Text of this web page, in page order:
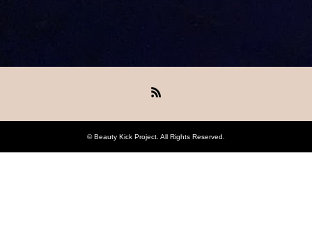
©Beauty Kick Project . All Rights Reserved.